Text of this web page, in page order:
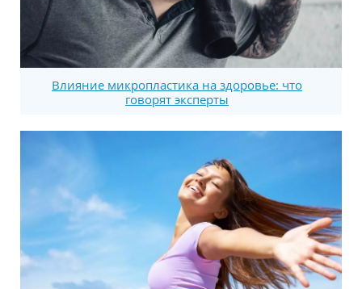
Влияние микропластика на здоровье: что
говорят эксперты